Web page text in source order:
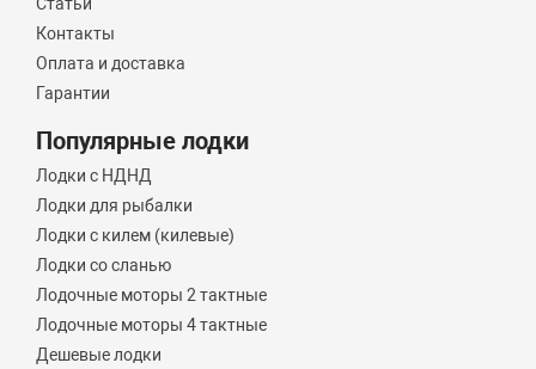
Статьи
Контакты
Оплата и доставка
Гарантии
Популярные лодки
Лодки с НДНД
Лодки для рыбалки
Лодки с килем (килевые)
Лодки со сланью
Лодочные моторы 2 тактные
Лодочные моторы 4 тактные
Дешевые лодки